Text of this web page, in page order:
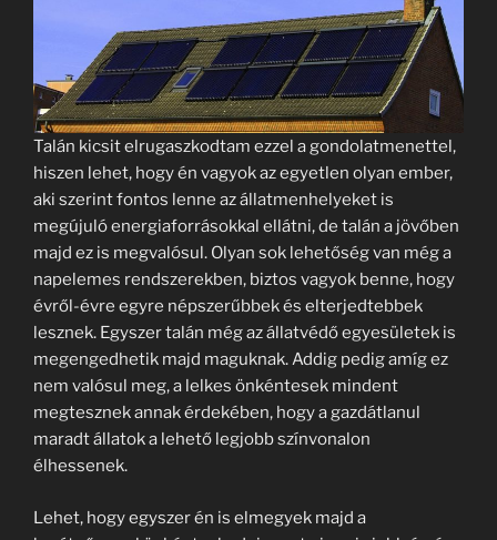
Talán kicsit elrugaszkodtam ezzel a gondolatmenettel,
hiszen lehet, hogy én vagyok az egyetlen olyan ember,
aki szerint fontos lenne az állatmenhelyeket is
megújuló energiaforrásokkal ellátni, de talán a jövőben
majd ez is megvalósul. Olyan sok lehetőség van még a
napelemes rendszerekben, biztos vagyok benne, hogy
évről-évre egyre népszerűbbek és elterjedtebbek
lesznek. Egyszer talán még az állatvédő egyesületek is
megengedhetik majd maguknak. Addig pedig amíg ez
nem valósul meg, a lelkes önkéntesek mindent
megtesznek annak érdekében, hogy a gazdátlanul
maradt állatok a lehető legjobb színvonalon
élhessenek.
Lehet, hogy egyszer én is elmegyek majd a